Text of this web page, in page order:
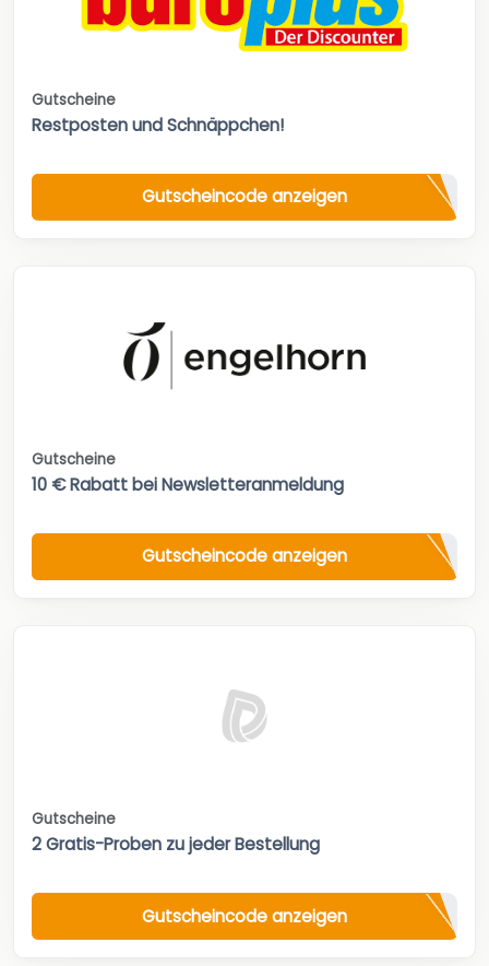
Gutscheine
Restposten und Schnäppchen!
Gutscheincode anzeigen
Gutscheine
10 € Rabatt bei Newsletteranmeldung
Gutscheincode anzeigen
Gutscheine
2 Gratis-Proben zu jeder Bestellung
Gutscheincode anzeigen